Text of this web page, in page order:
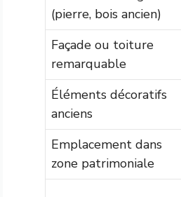
(pierre, bois ancien)
Façade ou toiture
remarquable
Éléments décoratifs
anciens
Emplacement dans
zone patrimoniale